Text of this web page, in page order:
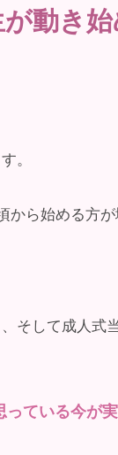
動き
。
ら始める方が
そして成人式
ている今が実